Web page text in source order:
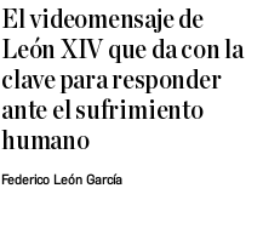
El videomensaje de
León XIV que da con la
clave para responder
ante el sufrimiento
humano
Federico León García